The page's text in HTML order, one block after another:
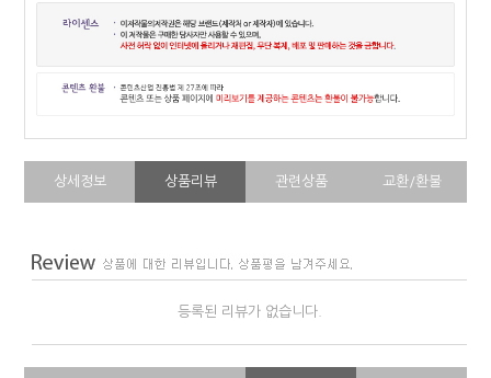
상세정보 상품리뷰 관련상품 교환/환불
등록된 리뷰가 없습니다.